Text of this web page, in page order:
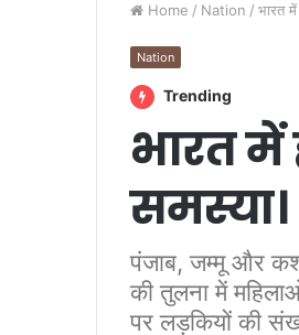
Home / Nation / भारत
Nation
Trending
भारत में
पंजाब, जम्मू और
की तुलना में
पर लड़कियों की